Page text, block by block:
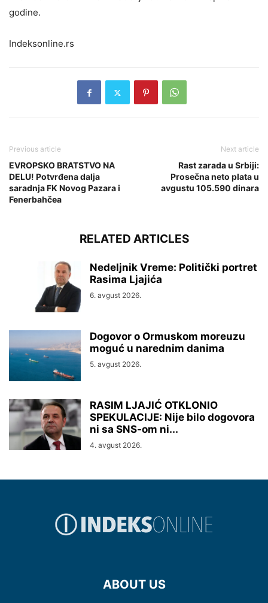
godine.
Indeksonline.rs
Previous article
EVROPSKO BRATSTVO NA
DELU! Potvrđena dalja
saradnja FK Novog Pazara i
Fenerbahčea
Next article
Rast zarada u Srbiji:
Prosečna neto plata u
avgustu 105.590 dinara
RELATED ARTICLES
Nedeljnik Vreme: Politički portret
Rasima Ljajića
6. avgust 2026.
Dogovor o Ormuskom moreuzu
moguć u narednim danima
5. avgust 2026.
RASIM LJAJIĆ OTKLONIO
SPEKULACIJE: Nije bilo dogovora
ni sa SNS-om ni...
4. avgust 2026.
ABOUT US